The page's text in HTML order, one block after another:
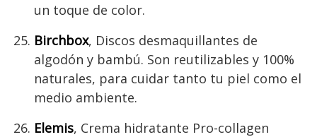
un toque de color.
Birchbox, Discos desmaquillantes de
algodón y bambú. Son reutilizables y 100%
naturales, para cuidar tanto tu piel como el
medio ambiente.
Elemis, Crema hidratante Pro-collagen